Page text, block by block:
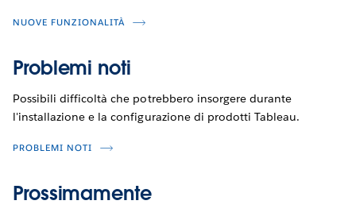
NUOVE FUNZIONALITÀ
Problemi noti
Possibili difficoltà che potrebbero insorgere durante
l'installazione e la configurazione di prodotti Tableau.
PROBLEMI NOTI
Prossimamente